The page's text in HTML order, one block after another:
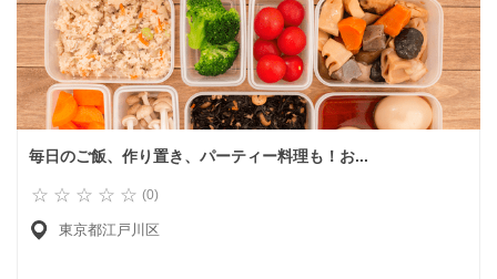
毎日のご飯、作り置き、パーティー料理も！お...
(0)
東京都江戸川区